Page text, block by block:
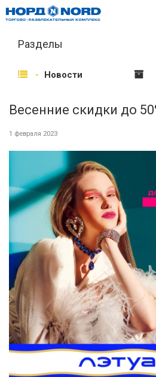
Разделы
Новости
Весенние скидки до
1 февраля 2023